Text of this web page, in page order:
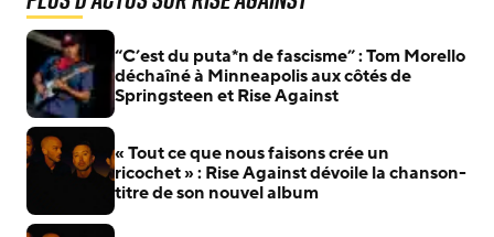
“C’est du puta*n de fascisme” : Tom Morello
déchaîné à Minneapolis aux côtés de
Springsteen et Rise Against
« Tout ce que nous faisons crée un
ricochet » : Rise Against dévoile la chanson-
titre de son nouvel album